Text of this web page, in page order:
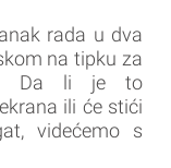
rada u dva
na tipku za
Da li je to
ili će stići
videćemo s